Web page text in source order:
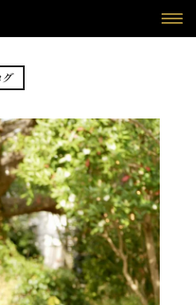
挙式
披露宴
料理
会費制ウェディング